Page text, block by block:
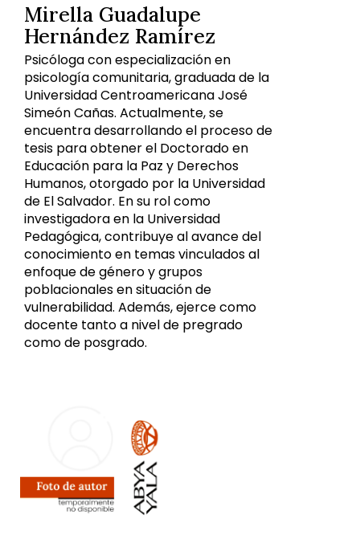
Mirella Guadalupe
Hernández Ramírez
Psicóloga con especialización en
psicología comunitaria, graduada de la
Universidad Centroamericana José
Simeón Cañas. Actualmente, se
encuentra desarrollando el proceso de
tesis para obtener el Doctorado en
Educación para la Paz y Derechos
Humanos, otorgado por la Universidad
de El Salvador. En su rol como
investigadora en la Universidad
Pedagógica, contribuye al avance del
conocimiento en temas vinculados al
enfoque de género y grupos
poblacionales en situación de
vulnerabilidad. Además, ejerce como
docente tanto a nivel de pregrado
como de posgrado.